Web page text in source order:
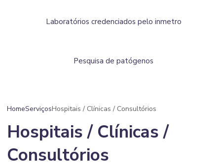
Laboratórios credenciados pelo inmetro
Pesquisa de patógenos
HomeServiçosHospitais / Clínicas / Consultórios
Hospitais / Clínicas /
Consultórios